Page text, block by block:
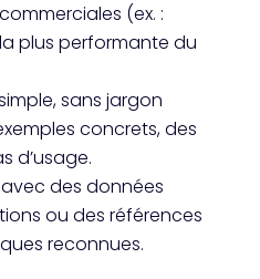
(ex. :
plus performante du
sans jargon
concrets, des
d’usage.
des données
ou des références
reconnues.